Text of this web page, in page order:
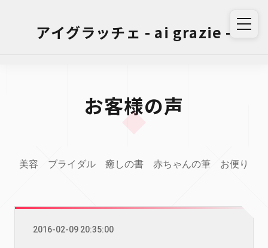
アイグラッチェ - ai grazie -
お客様の声
美容 ブライダル 癒しの書 赤ちゃんの筆 お便り
2016-02-09 20:35:00